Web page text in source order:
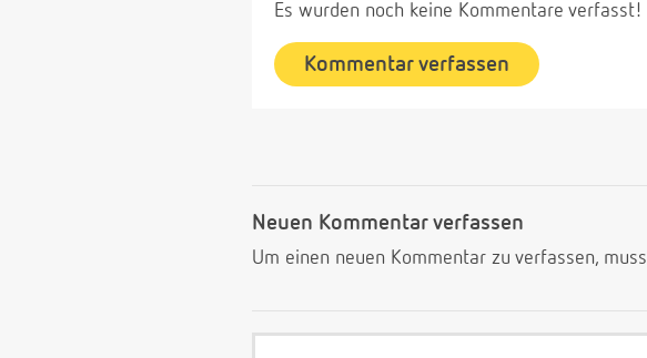
Es wurden noch keine Kommentare verfasst!
Kommentar verfassen
Neuen Kommentar verfassen
Um einen neuen Kommentar zu verfassen,